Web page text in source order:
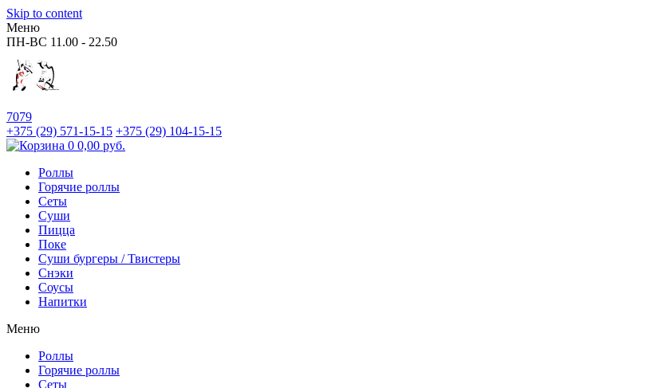
Skip to content
Меню
ПН-ВС 11.00 - 22.50
7079
+375 (29) 571-15-15 +375 (29) 104-15-15
0 0,00 руб.
Роллы
Горячие роллы
Сеты
Суши
Пицца
Поке
Суши бургеры / Твистеры
Снэки
Соусы
Напитки
Меню
Роллы
Горячие роллы
Сеты